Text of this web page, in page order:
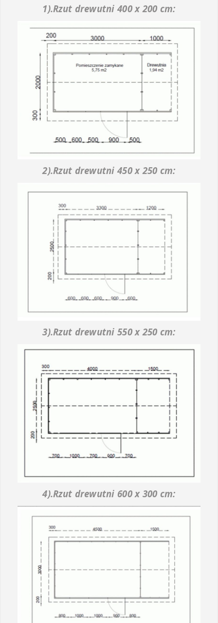
1).Rzut drewutni 400 x 200 cm:
2).Rzut drewutni 450 x 250 cm:
3).Rzut drewutni 550 x 250 cm:
4).Rzut drewutni 600 x 300 cm: